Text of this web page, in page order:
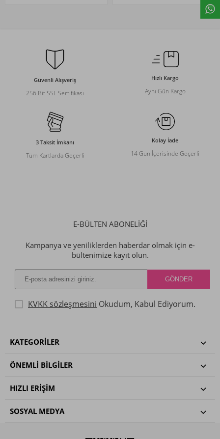
Güvenli Alışveriş
256 Bit SSL Sertifikası
Hızlı Kargo
Aynı Gün Kargo
3 Taksit İmkanı
Tüm Kartlarda Geçerli
Kolay İade
14 Gün İçerisinde Geçerli
E-BÜLTEN ABONELİĞİ
Kampanya ve yeniliklerden haberdar olmak için e-
bültenimize kayıt olun.
KVKK sözleşmesini Okudum, Kabul Ediyorum.
KATEGORILER
ÖNEMLI BILGILER
HIZLI ERIŞIM
SOSYAL MEDYA